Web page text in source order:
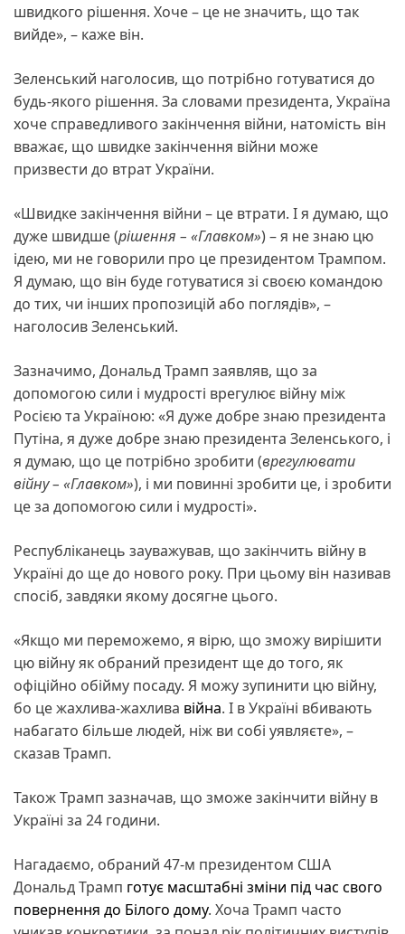
швидкого рішення. Хоче – це не значить, що так
вийде», – каже він.
Зеленський наголосив, що потрібно готуватися до
будь-якого рішення. За словами президента, Україна
хоче справедливого закінчення війни, натомість він
вважає, що швидке закінчення війни може
призвести до втрат України.
«Швидке закінчення війни – це втрати. І я думаю, що
дуже швидше (рішення – «Главком») – я не знаю цю
ідею, ми не говорили про це президентом Трампом.
Я думаю, що він буде готуватися зі своєю командою
до тих, чи інших пропозицій або поглядів», –
наголосив Зеленський.
Зазначимо, Дональд Трамп заявляв, що за
допомогою сили і мудрості врегулює війну між
Росією та Україною: «Я дуже добре знаю президента
Путіна, я дуже добре знаю президента Зеленського, і
я думаю, що це потрібно зробити (врегулювати
війну – «Главком»), і ми повинні зробити це, і зробити
це за допомогою сили і мудрості».
Республіканець зауважував, що закінчить війну в
Україні до ще до нового року. При цьому він називав
спосіб, завдяки якому досягне цього.
«Якщо ми переможемо, я вірю, що зможу вирішити
цю війну як обраний президент ще до того, як
офіційно обійму посаду. Я можу зупинити цю війну,
бо це жахлива-жахлива війна. І в Україні вбивають
набагато більше людей, ніж ви собі уявляєте», –
сказав Трамп.
Також Трамп зазначав, що зможе закінчити війну в
Україні за 24 години.
Нагадаємо, обраний 47-м президентом США
Дональд Трамп готує масштабні зміни під час свого
повернення до Білого дому. Хоча Трамп часто